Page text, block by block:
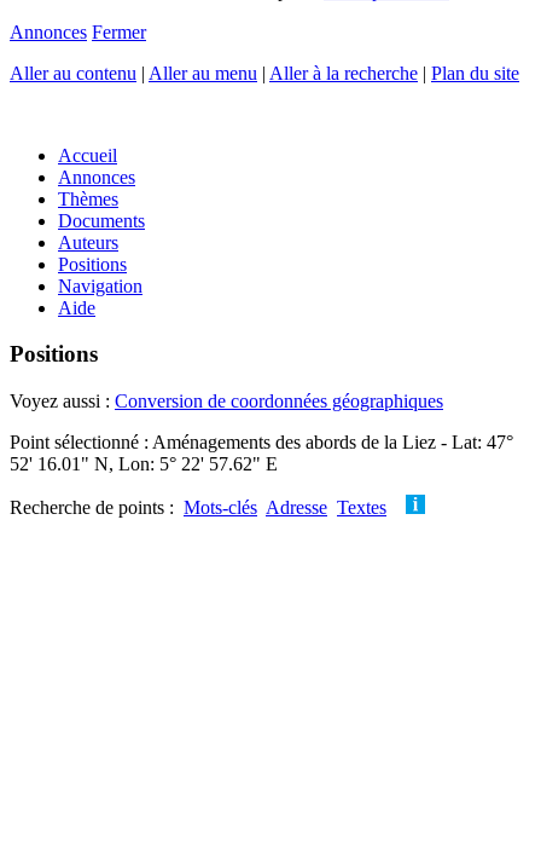
Annonces Fermer
Aller au contenu | Aller au menu | Aller à la recherche | Plan du site
Accueil
Annonces
Thèmes
Documents
Auteurs
Positions
Navigation
Aide
Positions
Voyez aussi : Conversion de coordonnées géographiques
Point sélectionné : Aménagements des abords de la Liez - Lat: 47°
52' 16.01" N, Lon: 5° 22' 57.62" E
Recherche de points : Mots-clés Adresse Textes